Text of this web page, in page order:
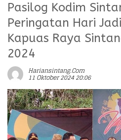
Pasilog Kodim
Peringatan Hari
Kapuas Raya
2024
Hariansintang.com
11 Oktober 2024 20:06